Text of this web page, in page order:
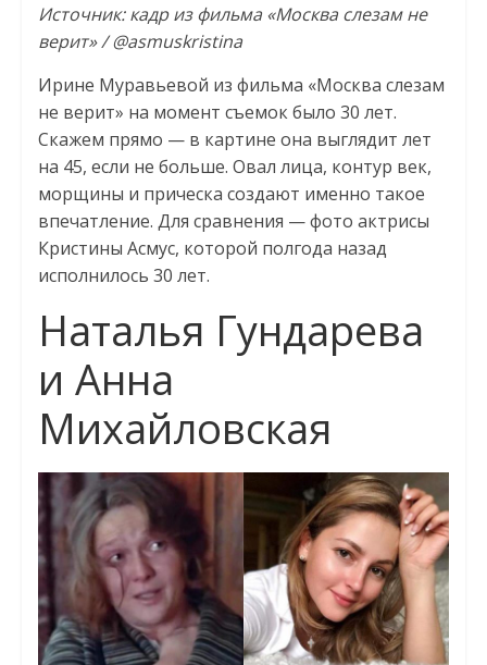
Источник: кадр из фильма «Москва слезам не
верит» / @asmuskristina
Ирине Муравьевой из фильма «Москва слезам
не верит» на момент съемок было 30 лет.
Скажем прямо — в картине она выглядит лет
на 45, если не больше. Овал лица, контур век,
морщины и прическа создают именно такое
впечатление. Для сравнения — фото актрисы
Кристины Асмус, которой полгода назад
исполнилось 30 лет.
Наталья Гундарева
и Анна
Михайловская